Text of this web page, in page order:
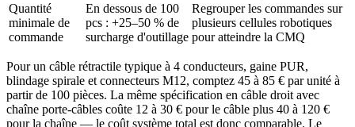
Quantité
minimale de
commande
En dessous de 100
pcs : +25–50 % de
surcharge d'outillage
Regrouper les commandes sur
plusieurs cellules robotiques
pour atteindre la CMQ
Pour un câble rétractile typique à 4 conducteurs, gaine PUR,
blindage spirale et connecteurs M12, comptez 45 à 85 € par unité à
partir de 100 pièces. La même spécification en câble droit avec
chaîne porte-câbles coûte 12 à 30 € pour le câble plus 40 à 120 €
pour la chaîne — le coût système total est donc comparable. Le